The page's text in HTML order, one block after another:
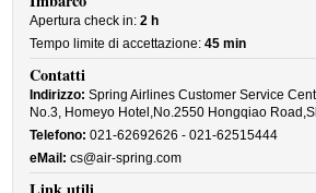
Apertura check in:2 h
Tempo limite di accettazione:45 min
Contatti
Indirizzo: Spring Airlines Customer Service
No.3, Homeyo Hotel,No.2550 Hongqiao
Telefono: 021-62692626 - 021-62515444
eMail: cs@air-spring.com